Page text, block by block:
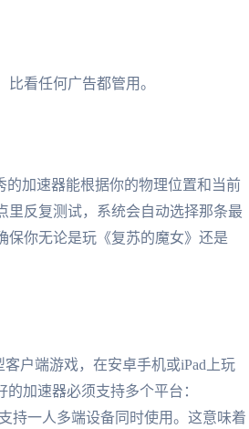
看任何广告都管用。
加速器能根据你的物理位置和当前
里反复测试，系统会自动选择那条最
保你无论是玩《复苏的魔女》还是
户端游戏，在安卓手机或iPad上玩
加速器必须支持多个平台：
持一人多端设备同时使用。这意味着